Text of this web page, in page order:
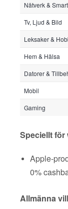
Nätverk &
Tv, Ljud & Bild
Leksaker &
Hem & Hälsa
Datorer &
Mobil
Gaming
Speciellt för
Apple-
0%
Allmänna